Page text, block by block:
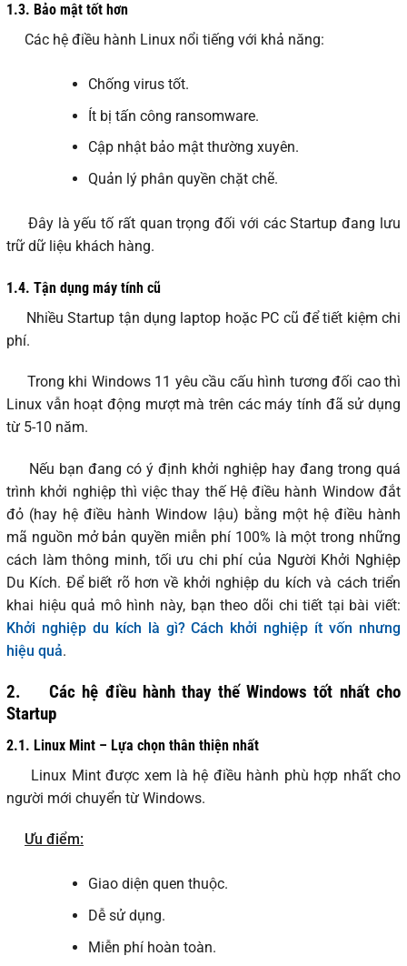
1.3. Bảo mật tốt hơn
Các hệ điều hành Linux nổi tiếng với khả năng:
Chống virus tốt.
Ít bị tấn công ransomware.
Cập nhật bảo mật thường xuyên.
Quản lý phân quyền chặt chẽ.
Đây là yếu tố rất quan trọng đối với các Startup đang lưu
trữ dữ liệu khách hàng.
1.4. Tận dụng máy tính cũ
Nhiều Startup tận dụng laptop hoặc PC cũ để tiết kiệm chi
phí.
Trong khi Windows 11 yêu cầu cấu hình tương đối cao thì
Linux vẫn hoạt động mượt mà trên các máy tính đã sử dụng
từ 5-10 năm.
Nếu bạn đang có ý định khởi nghiệp hay đang trong quá
trình khởi nghiệp thì việc thay thế Hệ điều hành Window đắt
đỏ (hay hệ điều hành Window lậu) bằng một hệ điều hành
mã nguồn mở bản quyền miễn phí 100% là một trong những
cách làm thông minh, tối ưu chi phí của Người Khởi Nghiệp
Du Kích. Để biết rõ hơn về khởi nghiệp du kích và cách triển
khai hiệu quả mô hình này, bạn theo dõi chi tiết tại bài viết:
Khởi nghiệp du kích là gì? Cách khởi nghiệp ít vốn nhưng
hiệu quả.
2.
Các hệ điều hành thay thế Windows tốt nhất cho
Startup
2.1. Linux Mint – Lựa chọn thân thiện nhất
Linux Mint được xem là hệ điều hành phù hợp nhất cho
người mới chuyển từ Windows.
Ưu điểm:
Giao diện quen thuộc.
Dễ sử dụng.
Miễn phí hoàn toàn.